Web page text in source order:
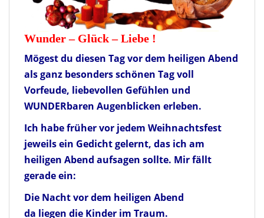
Wunder – Glück – Liebe !
Mögest du diesen Tag vor dem heiligen Abend
als ganz besonders schönen Tag voll
Vorfeude, liebevollen Gefühlen und
WUNDERbaren Augenblicken erleben.
Ich habe früher vor jedem Weihnachtsfest
jeweils ein Gedicht gelernt, das ich am
heiligen Abend aufsagen sollte. Mir fällt
gerade ein:
Die Nacht vor dem heiligen Abend
da liegen die Kinder im Traum.